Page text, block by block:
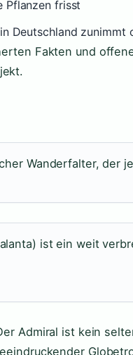
Pflanzen frisst
Deutschland zunimmt
Fakten und
Wanderfalter, der
ist ein weit
Admiral ist kein